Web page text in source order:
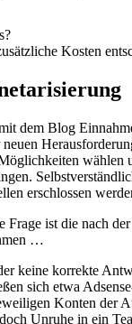
Kosten
dem Blog
wählen
erschlossen
Frage ist die nach
…
keine korrekte
sich etwa
Konten der
Unruhe in ein